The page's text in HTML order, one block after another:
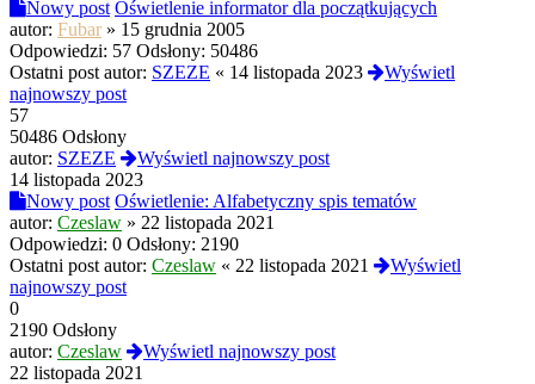
Nowy post Oświetlenie informator dla początkujących
autor: Fubar » 15 grudnia 2005
Odpowiedzi: 57 Odsłony: 50486
Ostatni post autor: SZEZE « 14 listopada 2023
Wyświetl
najnowszy post
57
50486 Odsłony
autor: SZEZE
Wyświetl najnowszy post
14 listopada 2023
Nowy post Oświetlenie: Alfabetyczny spis tematów
autor: Czeslaw » 22 listopada 2021
Odpowiedzi: 0 Odsłony: 2190
Ostatni post autor: Czeslaw « 22 listopada 2021
Wyświetl
najnowszy post
0
2190 Odsłony
autor: Czeslaw
Wyświetl najnowszy post
22 listopada 2021